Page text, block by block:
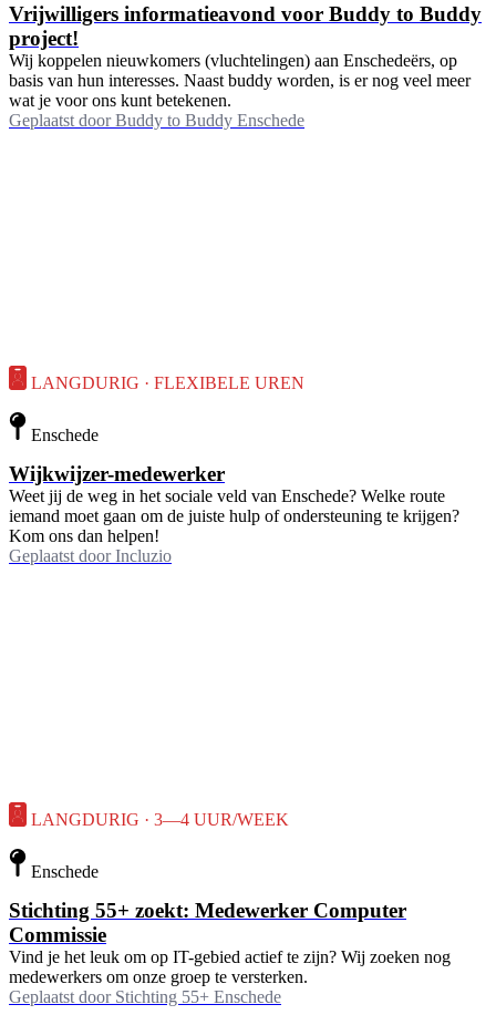
Vrijwilligers informatieavond voor Buddy to Buddy
project!
Wij koppelen nieuwkomers (vluchtelingen) aan Enschedeërs, op
basis van hun interesses. Naast buddy worden, is er nog veel meer
wat je voor ons kunt betekenen.
Geplaatst door Buddy to Buddy Enschede
LANGDURIG · FLEXIBELE UREN
Enschede
Wijkwijzer-medewerker
Weet jij de weg in het sociale veld van Enschede? Welke route
iemand moet gaan om de juiste hulp of ondersteuning te krijgen?
Kom ons dan helpen!
Geplaatst door Incluzio
LANGDURIG · 3—4 UUR/WEEK
Enschede
Stichting 55+ zoekt: Medewerker Computer
Commissie
Vind je het leuk om op IT-gebied actief te zijn? Wij zoeken nog
medewerkers om onze groep te versterken.
Geplaatst door Stichting 55+ Enschede